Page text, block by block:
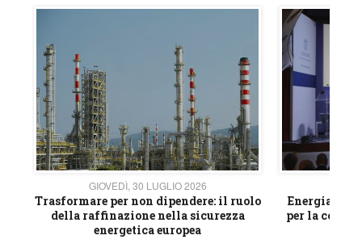
GIOVEDÌ, 30 LUGLIO 2026
Trasformare per non dipendere: il ruolo
della raffinazione nella sicurezza
energetica europea
Energia e
per la